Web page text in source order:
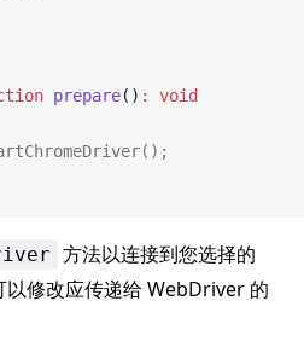
prepare() :
void
方法以连接到您选择的
以修改应传递给 WebDriver 的